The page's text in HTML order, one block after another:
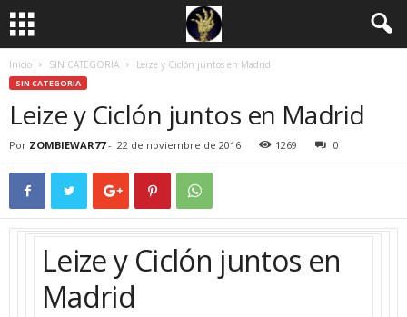
Inicio SIN CATEGORIA Leize y Ciclón juntos en Madrid
SIN CATEGORIA
Leize y Ciclón juntos en Madrid
Por ZOMBIEWAR77- 22 de noviembre de 2016 1269 0
Leize y Ciclón juntos en
Madrid